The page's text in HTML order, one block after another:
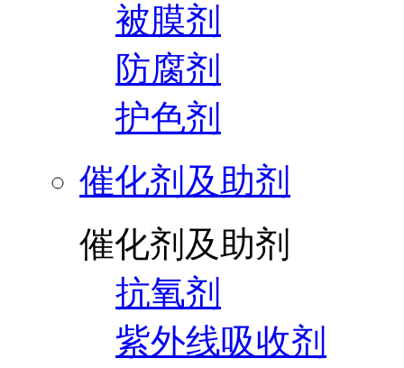
被膜剂
防腐剂
护色剂
催化剂及助剂
催化剂及助剂
抗氧剂
紫外线吸收剂